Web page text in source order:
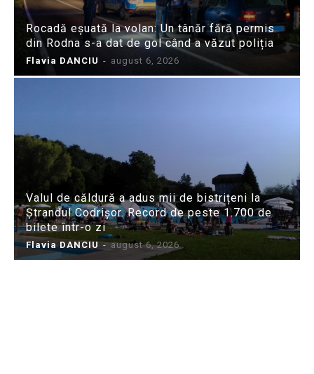
Rocadă eșuată la volan: Un tânăr fără permis
din Rodna s-a dat de gol când a văzut poliția
Flavia DANCIU - august 6, 2026
Valul de căldură a adus mii de bistrițeni la
Ștrandul Codrișor. Record de peste 1.700 de
bilete într-o zi
Flavia DANCIU - august 6, 2026